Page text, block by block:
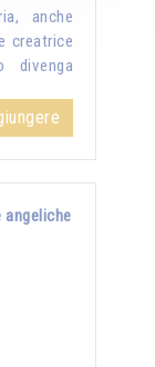
anche
creatrice
angeliche